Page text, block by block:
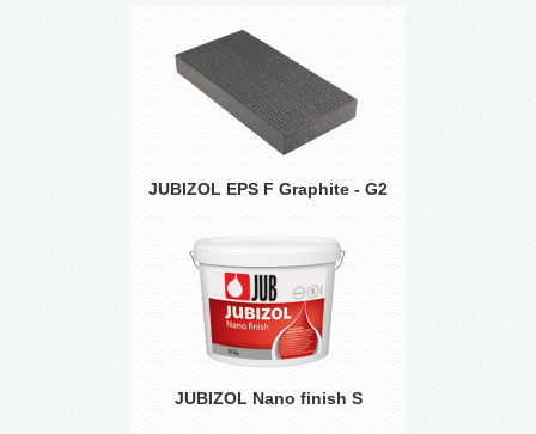
JUBIZOL EPS F Graphite - G2
JUBIZOL Nano finish S